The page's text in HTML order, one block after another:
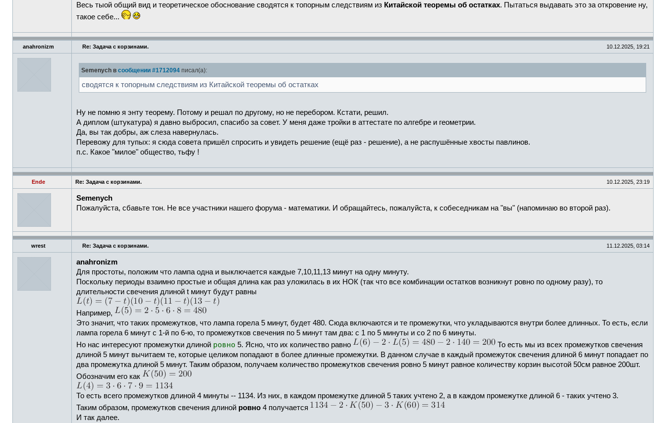
Весь тыой общий вид и теоретическое обоснование сводятся к топорным следствиям из Китайской теоремы об остатках. Пытаться выдавать это за откровение ну,
такое себе...
anahronizm Re: Задача с корзинами. 10.12.2025, 19:21
Semenych в сообщении #1712094 писал(а):
сводятся к топорным следствиям из Китайской теоремы об остатках
Ну не помню я энту теорему. Потому и решал по другому, но не перебором. Кстати, решил.
А диплом (штукатура) я давно выбросил, спасибо за совет. У меня даже тройки в аттестате по алгебре и геометрии.
Да, вы так добры, аж слеза навернулась.
Перевожу для тупых: я сюда совета пришёл спросить и увидеть решение (ещё раз - решение), а не распушённые хвосты павлинов.
п.с. Какое "милое" общество, тьфу !
Ende Re: Задача с корзинами. 10.12.2025, 23:19
Semenych
Пожалуйста, сбавьте тон. Не все участники нашего форума - математики. И обращайтесь, пожалуйста, к собеседникам на "вы" (напоминаю во второй раз).
wrest Re: Задача с корзинами. 11.12.2025, 03:14
anahronizm
Для простоты, положим что лампа одна и выключается каждые 7,10,11,13 минут на одну минуту.
Поскольку периоды взаимно простые и общая длина как раз уложилась в их НОК (так что все комбинации остатков возникнут ровно по одному разу), то
длительности свечения длиной t минут будут равны
Например,
Это значит, что таких промежутков, что лампа горела 5 минут, будет 480. Сюда включаются и те промежутки, что укладываются внутри более длинных. То есть, если
лампа горела 6 минут с 1-й по 6-ю, то промежутков свечения по 5 минут там два: с 1 по 5 минуты и со 2 по 6 минуты.
Но нас интересуют промежутки длиной ровно 5. Ясно, что их количество равно
То есть мы из всех промежутков свечения
длиной 5 минут вычитаем те, которые целиком попадают в более длинные промежутки. В данном случае в каждый промежуток свечения длиной 6 минут попадает по
два промежутка длиной 5 минут. Таким образом, получаем количество промежутков свечения ровно 5 минут равное количеству корзин высотой 50см равное 200шт.
Обозначим его как
То есть всего промежутков длиной 4 минуты -- 1134. Из них, в каждом промежутке длиной 5 таких учтено 2, а в каждом промежутке длиной 6 - таких учтено 3.
Таким образом, промежутков свечения длиной ровно 4 получается
И так далее.